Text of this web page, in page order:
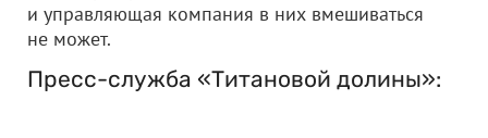
и управляющая компания в них вмешиваться
не может.
Пресс-служба «Титановой долины»: